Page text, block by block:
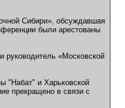
Сибири», обсуждавшая
были арестованы
руководитель «Московской
"Набат" и Харьковской
прекращено в связи с